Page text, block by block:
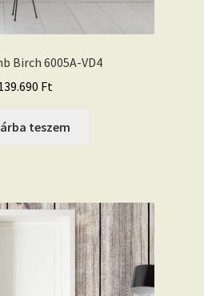
Birch 6005A-VD4
Ft
teszem